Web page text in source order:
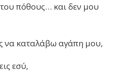
πόθους… και δεν μου
να καταλάβω αγάπη μου,
εσύ,